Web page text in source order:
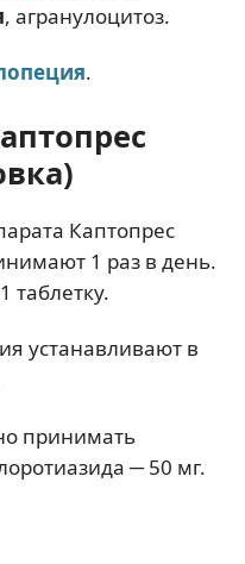
, агранулоцитоз.
.
Каптопрес
1 раз в день.
устанавливают в
принимать
─ 50 мг.